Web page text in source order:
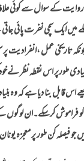
کے سوال سے کوئی
ایک سچی نفر ت پائی
تاریخی عمل ،انفرادیت
طورپر اس نقطہ نظر
قابل بنا دیا ہے کہ وہ
کرسکے۔ان لوگوں
جو فیصلہ کن طور پر معجزہ